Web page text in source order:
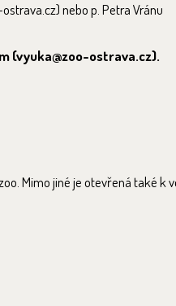
nebo p. Petra Vránu
(vyuka@zoo-ostrava.cz).
Mimo jiné je otevřená také k